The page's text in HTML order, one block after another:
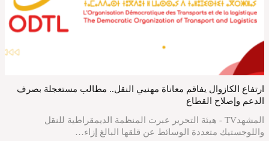
ارتفاع الكازوال يفاقم معاناة مهنيي النقل.. مطالب مستعجلة بصرف
الدعم وإصلاح القطاع
المشهدTV - هيئة التحرير عبرت المنظمة الديمقراطية للنقل
واللوجستيك متعددة الوسائط عن قلقها البالغ إزاء…